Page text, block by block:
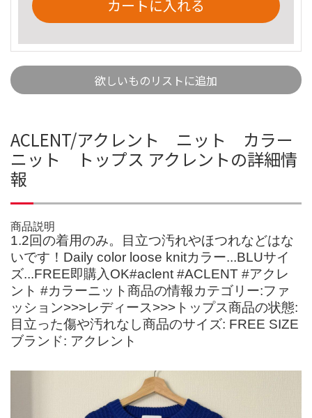
カートに入れる
欲しいものリストに追加
ACLENT/アクレント ニット カラー
ニット トップス アクレントの詳細情
報
商品説明
1.2回の着用のみ。目立つ汚れやほつれなどはな
いです！Daily color loose knitカラー...BLUサイ
ズ...FREE即購入OK#aclent #ACLENT #アクレ
ント #カラーニット商品の情報カテゴリー:ファ
ッション>>>レディース>>>トップス商品の状態:
目立った傷や汚れなし商品のサイズ: FREE SIZE
ブランド: アクレント